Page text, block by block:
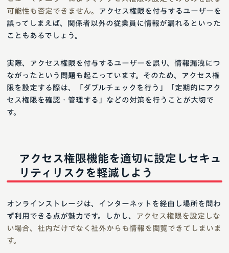
可能性も否定できません。
アクセス権限を付与するユーザーを
誤ってしまえば、関係者以外の従業員に情報が漏れるといった
こともあるでしょう。
実際、アクセス権限を付与するユーザーを誤り、情報漏洩につ
ながったという問題も起こっています。そのため、アクセス権
限を設定する際は、「ダブルチェックを行う」「定期的にアク
セス権限を確認・管理する」などの対策を行うことが大切で
す。
アクセス権限機能を適切に設定しセキュ
リティリスクを軽減しよう
オンラインストレージは、インターネットを経由し場所を問わ
ず利用できる点が魅力です。しかし、
アクセス権限を設定しな
い場合、社内だけでなく社外からも情報を閲覧できてしまいま
す。